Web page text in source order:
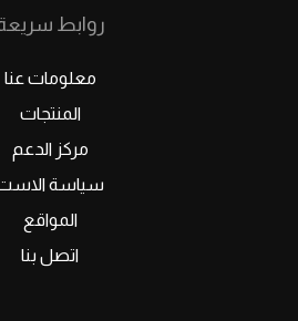
روابط
معلومات عنا
المنتجات
مركز الدعم
سياسة
المواقع
اتصل بنا